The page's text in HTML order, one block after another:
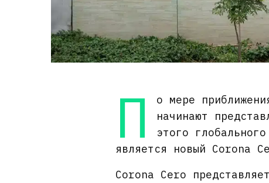
П
о мере
начинают
этого
является новый Corona
Corona Cero